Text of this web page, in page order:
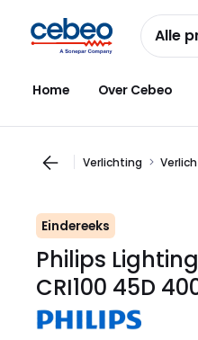
naar
navigatie
naar
inhoud
Alle
Home Over Cebeo
Verlichting
Eindereeks
Philips
CRI100 45D